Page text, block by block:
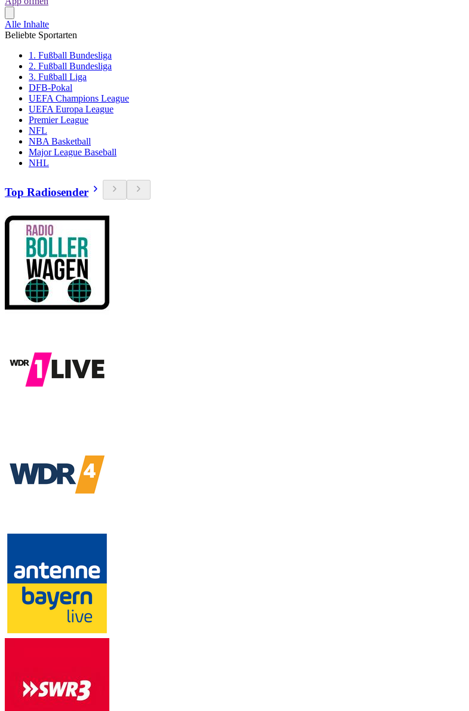
Alle Inhalte
Beliebte Sportarten
1. Fußball Bundesliga
2. Fußball Bundesliga
3. Fußball Liga
DFB-Pokal
UEFA Champions League
UEFA Europa League
Premier League
NFL
NBA Basketball
Major League Baseball
NHL
Top Radiosender